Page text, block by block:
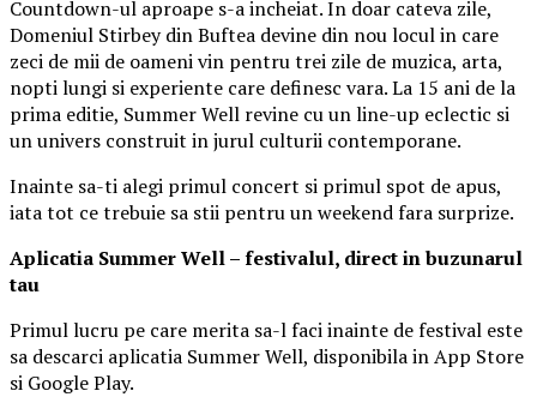
Countdown-ul aproape s-a incheiat. In doar cateva zile,
Domeniul Stirbey din Buftea devine din nou locul in care
zeci de mii de oameni vin pentru trei zile de muzica, arta,
nopti lungi si experiente care definesc vara. La 15 ani de la
prima editie, Summer Well revine cu un line-up eclectic si
un univers construit in jurul culturii contemporane.
Inainte sa-ti alegi primul concert si primul spot de apus,
iata tot ce trebuie sa stii pentru un weekend fara surprize.
Aplicatia Summer Well– festivalul, direct in buzunarul
tau
Primul lucru pe care merita sa-l faci inainte de festival este
sa descarci aplicatia Summer Well, disponibila in App Store
si Google Play.